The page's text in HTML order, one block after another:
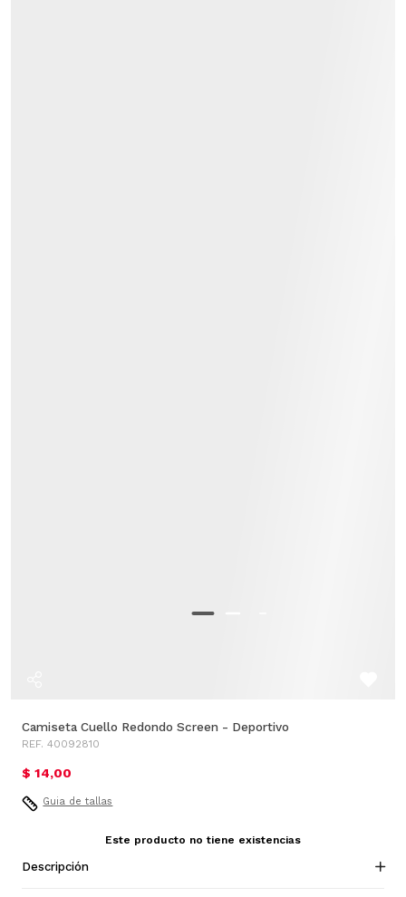
Camiseta Cuello Redondo Screen - Deportivo
REF. 40092810
$ 14,00
Guia de tallas
Este producto no tiene existencias
Descripción